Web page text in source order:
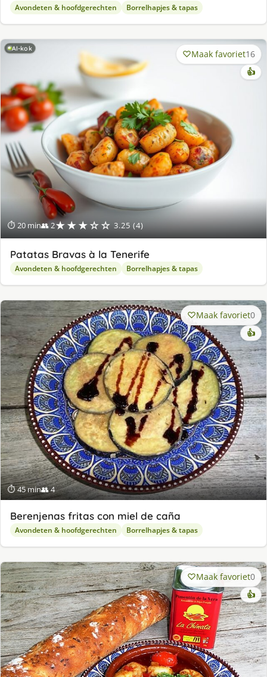
Avondeten & hoofdgerechten Borrelhapjes & tapas
AI-kok
⏱ 20 min👥 2★★★☆☆ 3.25 (4)
Maak favoriet16
👍
Patatas Bravas à la Tenerife
Avondeten & hoofdgerechten Borrelhapjes & tapas
⏱ 45 min👥 4
Maak favoriet0
👍
Berenjenas fritas con miel de caña
Avondeten & hoofdgerechten Borrelhapjes & tapas
Maak favoriet0
👍